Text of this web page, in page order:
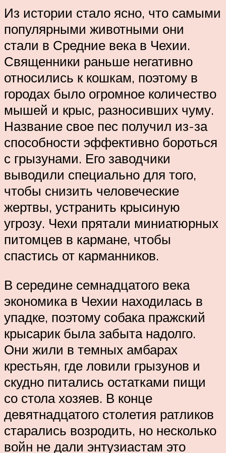
Из истории стало ясно, что самыми
популярными животными они
стали в Средние века в Чехии.
Священники раньше негативно
относились к кошкам, поэтому в
городах было огромное количество
мышей и крыс, разносивших чуму.
Название свое пес получил из-за
способности эффективно бороться
с грызунами. Его заводчики
выводили специально для того,
чтобы снизить человеческие
жертвы, устранить крысиную
угрозу. Чехи прятали миниатюрных
питомцев в кармане, чтобы
спастись от карманников.
В середине семнадцатого века
экономика в Чехии находилась в
упадке, поэтому собака пражский
крысарик была забыта надолго.
Они жили в темных амбарах
крестьян, где ловили грызунов и
скудно питались остатками пищи
со стола хозяев. В конце
девятнадцатого столетия ратликов
старались возродить, но несколько
войн не дали энтузиастам это